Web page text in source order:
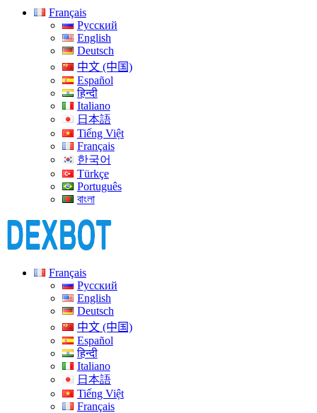
Français
Русский
English
Deutsch
中文 (中国)
Español
हिन्दी
Italiano
日本語
Tiếng Việt
Français
한국어
Türkçe
Português
বাংলা
Français
Русский
English
Deutsch
中文 (中国)
Español
हिन्दी
Italiano
日本語
Tiếng Việt
Français